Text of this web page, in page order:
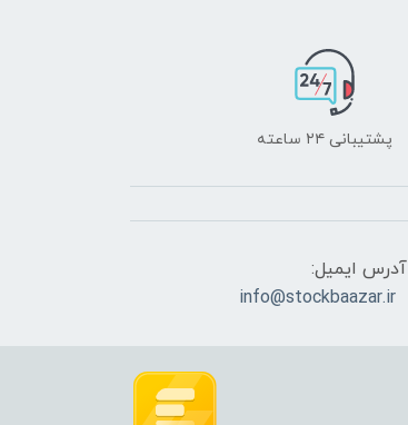
پشتیبانی ۲۴ ساعته
آدرس ایمیل:
info@stockbaazar.ir